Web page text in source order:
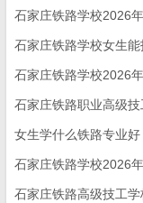
石家庄铁路学校2026
石家庄铁路学校女生
石家庄铁路学校2026
石家庄铁路职业高级
女生学什么铁路专业
石家庄铁路学校2026
石家庄铁路高级技工